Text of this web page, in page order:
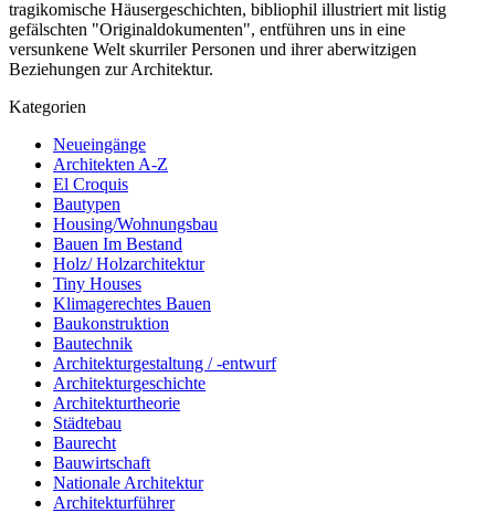
tragikomische Häusergeschichten, bibliophil illustriert mit listig
gefälschten "Originaldokumenten", entführen uns in eine
versunkene Welt skurriler Personen und ihrer aberwitzigen
Beziehungen zur Architektur.
Kategorien
Neueingänge
Architekten A-Z
El Croquis
Bautypen
Housing/Wohnungsbau
Bauen Im Bestand
Holz/ Holzarchitektur
Tiny Houses
Klimagerechtes Bauen
Baukonstruktion
Bautechnik
Architekturgestaltung / -entwurf
Architekturgeschichte
Architekturtheorie
Städtebau
Baurecht
Bauwirtschaft
Nationale Architektur
Architekturführer